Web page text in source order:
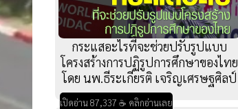
กระแสอะไรที่จะช่วยปรับรูปแบบ
โครงสร้างการปฏิรูปการศึกษาของไทย
โดย นพ.ธีระเกียรติ เจริญเศรษฐศิลป์
เปิดอ่าน 87,337 ☕ คลิกอ่านเลย